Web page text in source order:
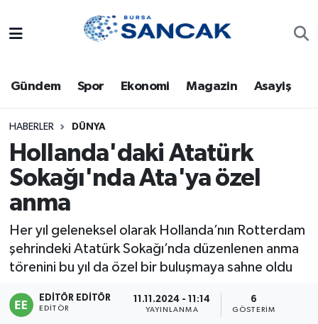
Gündem Spor Ekonomi Magazin Asayiş
HABERLER DÜNYA
Hollanda'daki Atatürk
Sokağı'nda Ata'ya özel
anma
Her yıl geleneksel olarak Hollanda’nın Rotterdam
şehrindeki Atatürk Sokağı’nda düzenlenen anma
törenini bu yıl da özel bir buluşmaya sahne oldu
EDITÖR EDITÖR
EDITÖR
11.11.2024 - 11:14
YAYINLANMA
6
GÖSTERIM
Bursa
Dünya
Eğitim
Ekonomi
Genel
Gündem
Magazin
Trafik Durumu
Süper Lig Puan Durumu ve Fikstür
Tüm Manşetler
Son Dakika Haberleri
Haber Arşivi